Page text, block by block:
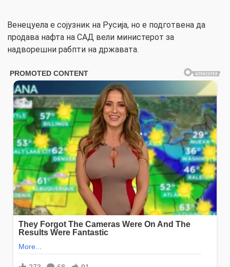
Венецуела е сојузник на Русија, но е подготвена да
продава нафта на САД вели министерот за
надворешни рабпти на државата.